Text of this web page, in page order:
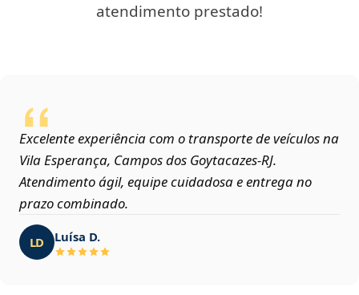
atendimento prestado!
Excelente experiência com o transporte de veículos na
Vila Esperança, Campos dos Goytacazes‑RJ.
Atendimento ágil, equipe cuidadosa e entrega no
prazo combinado.
LD Luísa D.